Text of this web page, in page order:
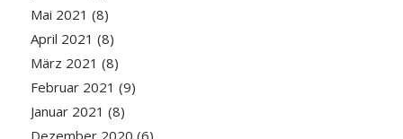
Mai 2021 (8)
April 2021 (8)
März 2021 (8)
Februar 2021 (9)
Januar 2021 (8)
Dezember 2020 (6)